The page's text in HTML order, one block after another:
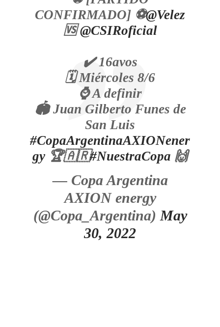
CONFIRMADO] ⚽@Velez
🆚@CSIRoficial
✔️ 16avos
🗓️ Miércoles 8/6
⌚ A definir
🏟️ Juan Gilberto Funes de
San Luis
#CopaArgentinaAXIONener
gy 🏆🇦🇷#NuestraCopa 🙌
— Copa Argentina
AXION energy
(@Copa_Argentina) May
30, 2022